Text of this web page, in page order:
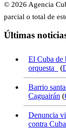
© 2026 Agencia
parcial o total de
Últimas
El Cuba de
orquesta
(
Barrio
Caguairán (
Denuncia
contra Cuba